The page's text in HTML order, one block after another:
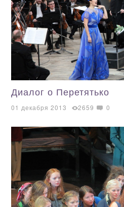
Диалог о Перетятько
01 декабря 2013 2659 0